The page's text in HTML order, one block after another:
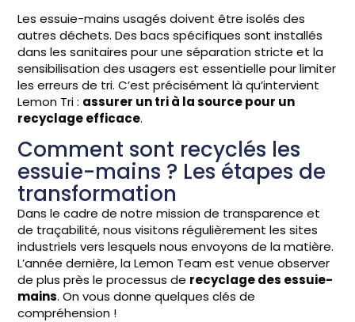
Les essuie-mains usagés doivent être isolés des
autres déchets. Des bacs spécifiques sont installés
dans les sanitaires pour une séparation stricte et la
sensibilisation des usagers est essentielle pour limiter
les erreurs de tri. C’est précisément là qu’intervient
Lemon Tri : assurer un tri à la source pour un
recyclage efficace.
Comment sont recyclés les
essuie-mains ? Les étapes de
transformation
Dans le cadre de notre mission de transparence et
de traçabilité, nous visitons régulièrement les sites
industriels vers lesquels nous envoyons de la matière.
L’année dernière, la Lemon Team est venue observer
de plus près le processus de recyclage des essuie-
mains. On vous donne quelques clés de
compréhension !